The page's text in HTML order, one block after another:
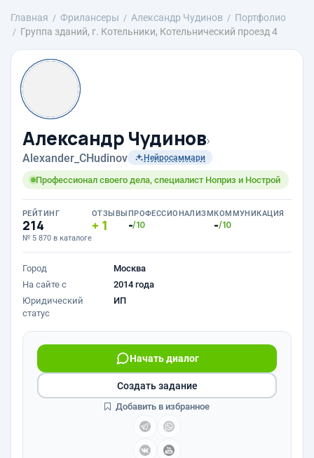
Главная Фрилансеры Александр Чудинов
Портфолио
Группа зданий, г. Котельники, Котельнический проезд 4
Александр Чудинов›
Alexander_CHudinov Нейросаммари
Профессионал своего дела, специалист Ноприз и Нострой
РЕЙТИНГ
214
№ 5 870 в каталоге
ОТЗЫВЫ
1
ПРОФЕССИОНАЛИЗМ
-/10
КОММУНИКАЦИЯ
-/10
Город
Москва
На сайте с
2014 года
Юридический
статус
ИП
Начать диалог
Создать задание
Добавить в избранное